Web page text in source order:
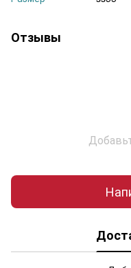
Отзывы